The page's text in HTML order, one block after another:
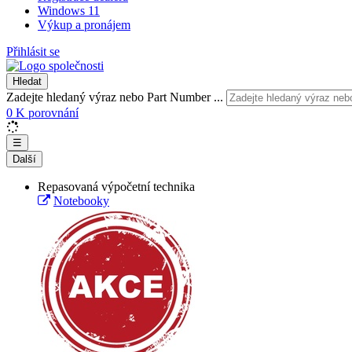
Windows 11
Výkup a pronájem
Přihlásit se
Hledat
Zadejte hledaný výraz nebo Part Number ...
0 K porovnání
☰
Další
Repasovaná výpočetní technika
Notebooky